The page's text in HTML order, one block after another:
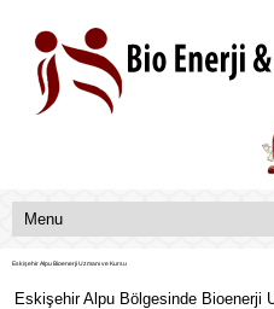
Eskişehir Alpu Bioenerji Uzmanı ve Kursu
Eskişehir Alpu Bölgesinde Bioenerji